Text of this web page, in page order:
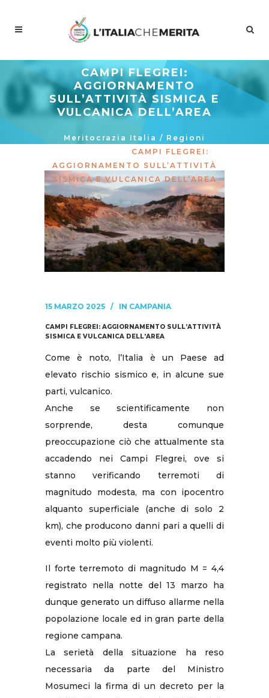
CAMPI FLEGREI:
AGGIORNAMENTO
SULL’ATTIVITÀ SISMICA E
VULCANICA DELL’AREA
Meritocrazia Italia / Regioni
CAMPI FLEGREI:
AGGIORNAMENTO SULL’ATTIVITÀ
SISMICA E VULCANICA DELL’AREA
15 MARZO 2025 IN CAMPANIA
CAMPI FLEGREI: AGGIORNAMENTO SULL’ATTIVITÀ
SISMICA E VULCANICA DELL’AREA
Come è noto, l’Italia è un Paese ad
elevato rischio sismico e, in alcune sue
parti, vulcanico.
Anche se scientificamente non
sorprende, desta comunque
preoccupazione ciò che attualmente sta
accadendo nei Campi Flegrei, ove si
stanno verificando terremoti di
magnitudo modesta, ma con ipocentro
alquanto superficiale (anche di solo 2
km), che producono danni pari a quelli di
eventi molto più violenti.
Il forte terremoto di magnitudo M = 4,4
registrato nella notte del 13 marzo ha
dunque generato un diffuso allarme nella
popolazione locale ed in gran parte della
regione campana.
La serietà della situazione ha reso
necessaria da parte del Ministro
Mosumeci la firma di un decreto per la